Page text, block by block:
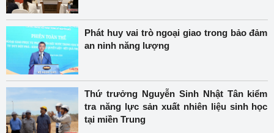
Phát huy vai trò ngoại giao trong bảo đảm
an ninh năng lượng
Thứ trưởng Nguyễn Sinh Nhật Tân kiểm
tra năng lực sản xuất nhiên liệu sinh học
tại miền Trung